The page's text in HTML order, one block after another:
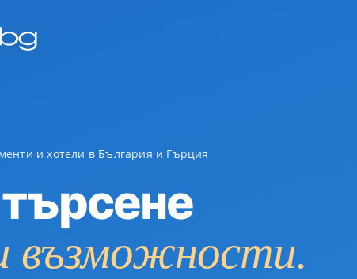
и хотели в България и Гърция
възможности.